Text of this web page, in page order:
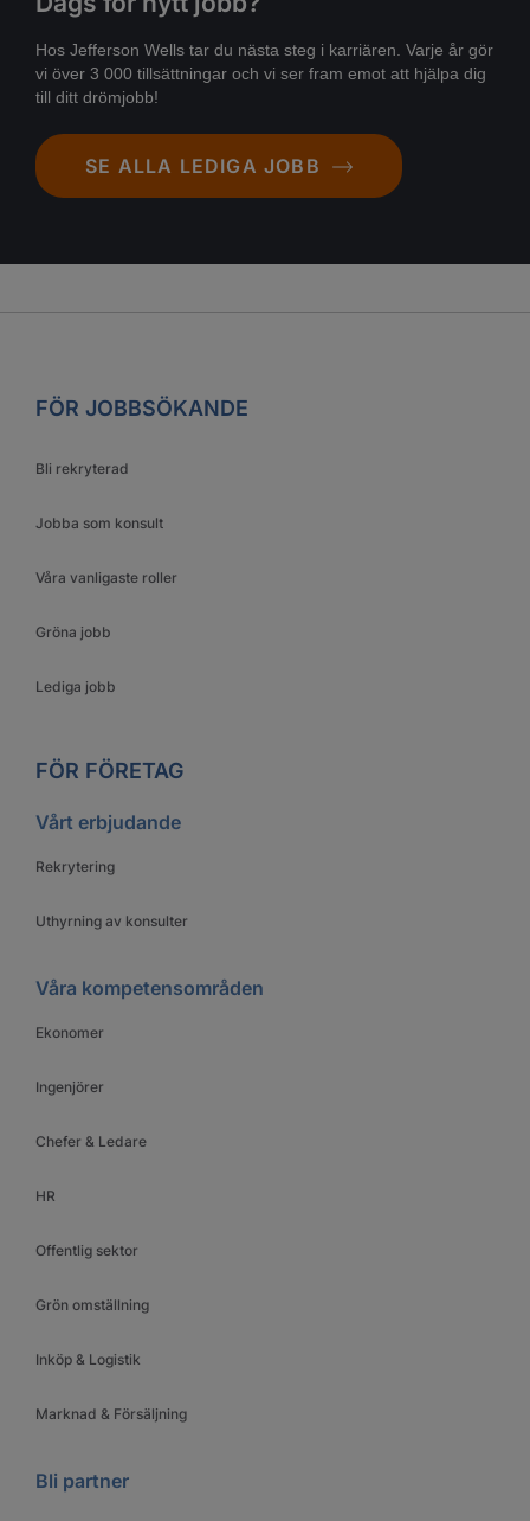
Hos Jefferson Wells tar du nästa steg i karriären. Varje år gör
vi över 3 000 tillsättningar och vi ser fram emot att hjälpa dig
till ditt drömjobb!
SE ALLA LEDIGA JOBB
FÖR JOBBSÖKANDE
Bli rekryterad
Jobba som konsult
Våra vanligaste roller
Gröna jobb
Lediga jobb
FÖR FÖRETAG
Vårt erbjudande
Rekrytering
Uthyrning av konsulter
Våra kompetensområden
Ekonomer
Ingenjörer
Chefer & Ledare
HR
Offentlig sektor
Grön omställning
Inköp & Logistik
Marknad & Försäljning
Bli partner